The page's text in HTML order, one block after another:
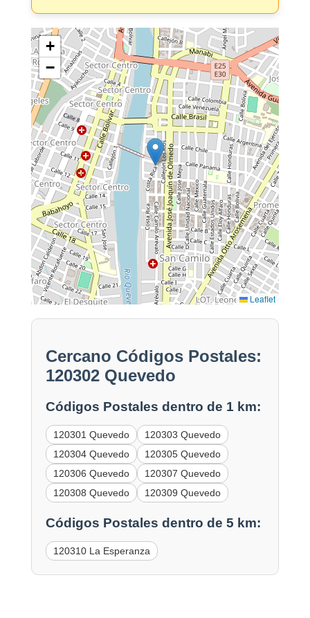
+
−
Leaflet
Cercano Códigos Postales:
120302 Quevedo
Códigos Postales dentro de 1 km:
120301 Quevedo
120303 Quevedo
120304 Quevedo
120305 Quevedo
120306 Quevedo
120307 Quevedo
120308 Quevedo
120309 Quevedo
Códigos Postales dentro de 5 km:
120310 La Esperanza